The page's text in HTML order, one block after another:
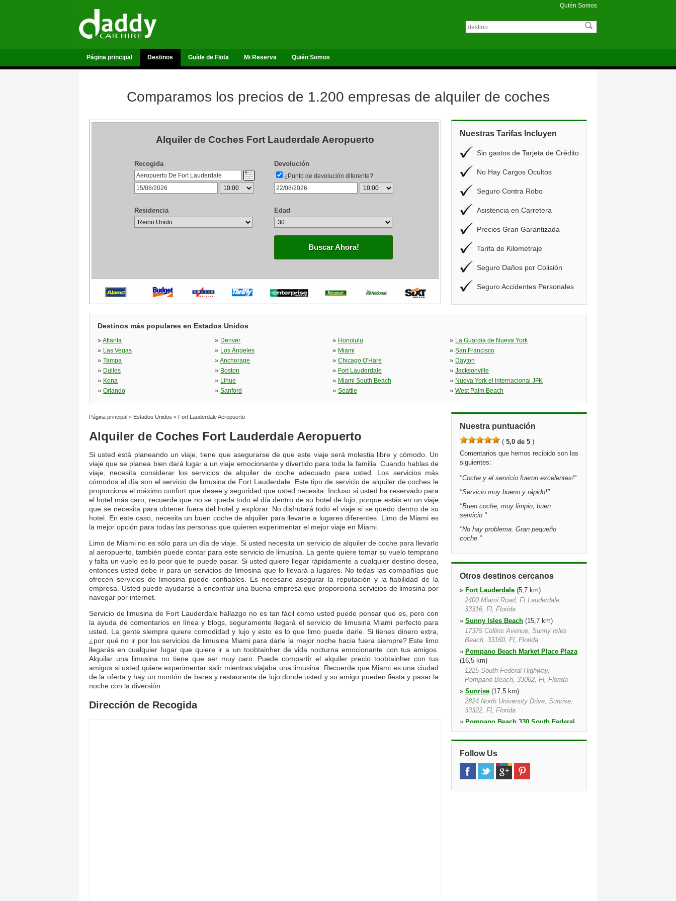
Quién Somos
Página principal Destinos Guíde de Flota Mi Reserva Quién Somos
Comparamos los precios de 1.200 empresas de alquiler de coches
Alquiler de Coches Fort Lauderdale Aeropuerto
Recogida Devolución
¿Punto de devolución diferente?
Residencia Edad
Buscar Ahora!
Nuestras Tarifas Incluyen
Sin gastos de Tarjeta de Crédito
No Hay Cargos Ocultos
Seguro Contra Robo
Asistencia en Carretera
Precios Gran Garantizada
Tarifa de Kilometraje
Seguro Daños por Colisión
Seguro Accidentes Personales
Destinos más populares en Estados Unidos
» Atlanta » Denver » Honolulu » La Guardia de Nueva York
» Las Vegas » Los Ángeles » Miami »San Francisco
» Tampa »Anchorage » Chicago O'Hare » Dayton
» Dulles » Boston » Fort Lauderdale »Jacksonville
» Kona » Lihue » Miami South Beach » Nueva York el internacional JFK
» Orlando »Sanford » Seattle »West Palm Beach
Página principal » Estados Unidos » Fort Lauderdale Aeropuerto
Alquiler de Coches Fort Lauderdale Aeropuerto
Si usted está planeando un viaje, tiene que asegurarse de que este viaje será molestia libre y cómodo. Un
viaje que se planea bien dará lugar a un viaje emocionante y divertido para toda la familia. Cuando hablas de
viaje, necesita considerar los servicios de alquiler de coche adecuado para usted. Los servicios más
cómodos al día son el servicio de limusina de Fort Lauderdale. Este tipo de servicio de alquiler de coches le
proporciona el máximo confort que desee y seguridad que usted necesita. Incluso si usted ha reservado para
el hotel más caro, recuerde que no se queda todo el día dentro de su hotel de lujo, porque estás en un viaje
que se necesita para obtener fuera del hotel y explorar. No disfrutará todo el viaje si se quedo dentro de su
hotel. En este caso, necesita un buen coche de alquiler para llevarte a lugares diferentes. Limo de Miami es
la mejor opción para todas las personas que quieren experimentar el mejor viaje en Miami.
Limo de Miami no es sólo para un día de viaje. Si usted necesita un servicio de alquiler de coche para llevarlo
al aeropuerto, también puede contar para este servicio de limusina. La gente quiere tomar su vuelo temprano
y falta un vuelo es lo peor que te puede pasar. Si usted quiere llegar rápidamente a cualquier destino desea,
entonces usted debe ir para un servicios de limosina que lo llevará a lugares. No todas las compañías que
ofrecen servicios de limosina puede confiables. Es necesario asegurar la reputación y la fiabilidad de la
empresa. Usted puede ayudarse a encontrar una buena empresa que proporciona servicios de limosina por
navegar por internet.
Servicio de limusina de Fort Lauderdale hallazgo no es tan fácil como usted puede pensar que es, pero con
la ayuda de comentarios en línea y blogs, seguramente llegará el servicio de limusina Miami perfecto para
usted. La gente siempre quiere comodidad y lujo y esto es lo que limo puede darle. Si tienes dinero extra,
¿por qué no ir por los servicios de limusina Miami para darle la mejor noche hacia fuera siempre? Este limo
llegarás en cualquier lugar que quiere ir a un toobtainher de vida nocturna emocionante con tus amigos.
Alquilar una limusina no tiene que ser muy caro. Puede compartir el alquiler precio toobtainher con tus
amigos si usted quiere experimentar salir mientras viajaba una limusina. Recuerde que Miami es una ciudad
de la oferta y hay un montón de bares y restaurante de lujo donde usted y su amigo pueden fiesta y pasar la
noche con la diversión.
Dirección de Recogida
Nuestra puntuación
( 5,0 de 5 )
Comentarios que hemos recibido son las
siguientes:
"Coche y el servicio fueron excelentes!"
"Servicio muy bueno y rápido!"
"Buen coche, muy limpio, buen
servicio. "
"No hay problema. Gran pequeño
coche. "
Otros destinos cercanos
» Fort Lauderdale (5,7 km)
2400 Miami Road, Ft Lauderdale,
33316, Fl, Florida
» Sunny Isles Beach (15,7 km)
17375 Collins Avenue, Sunny Isles
Beach, 33160, Fl, Florida
» Pompano Beach Market Place Plaza
(16,5 km)
1225 South Federal Highway,
Pompano Beach, 33062, Fl, Florida
» Sunrise (17,5 km)
2824 North University Drive, Sunrise,
33322, Fl, Florida
» Pompano Beach 330 South Federal
Highway(18,1 km)
330 South Federal Highway, Pompano
Beach, 33062 5326, Fl, Florida
»Southwest Ranches(20,5 km)
Davie, 4919 Sw 148th Ave, Southwest
Ranches, 33330, Fl, Florida
»Pompano Beach 2400 N Powerline
Follow Us